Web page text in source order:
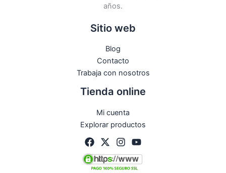
años.
Sitio web
Blog
Contacto
Trabaja con nosotros
Tienda online
Mi cuenta
Explorar productos